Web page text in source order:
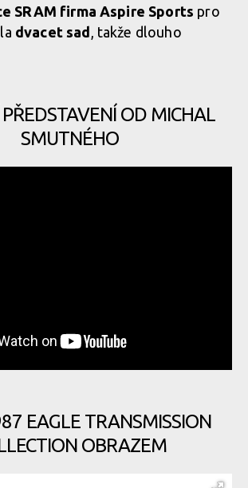
SRAM firma Aspire Sports pro
dvacet sad , takže dlouho
OD MICHAL
SMUTNÉHO
EAGLE TRANSMISSION
OBRAZEM